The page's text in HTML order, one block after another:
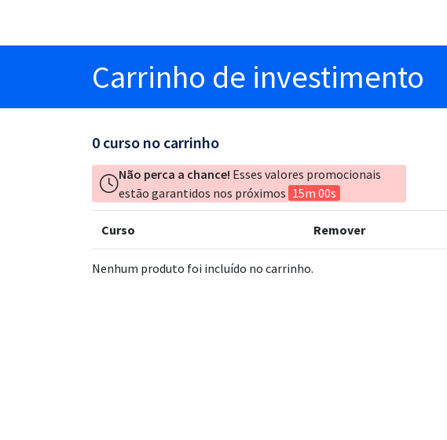
Carrinho de investimento
0 curso no carrinho
Não perca a chance! Esses valores promocionais
estão garantidos nos próximos 15m 00s
Curso Remover
Nenhum produto foi incluído no carrinho.